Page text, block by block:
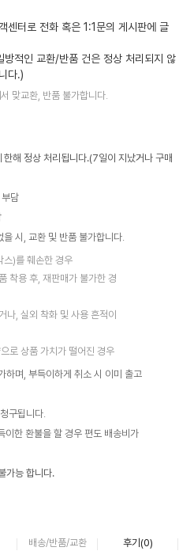
센터로 전화 혹은 1:1문의 게시판에 글
적인 교환/반품 건은 정상 처리되지 않
다.)
맞교환, 반품 불가합니다.
해 정상 처리됩니다.(7일이 지났거나 구매
담
시, 교환 및 반품 불가합니다.
스)를 훼손한 경우
착용 후, 재판매가 불가한 경
나, 실외 착화 및 사용 흔적이
로 상품 가치가 떨어진 경우
하며, 부득이하게 취소 시 이미 출고
구됩니다.
이한 환불을 할 경우 편도 배송비가
가능 합니다.
배송/반품/교환 후기(0)